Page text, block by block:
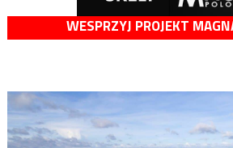
WESPRZYJ PROJEKT